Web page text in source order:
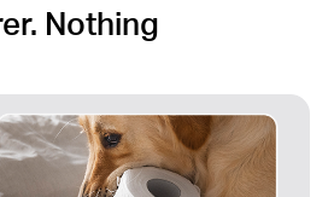
Nothing